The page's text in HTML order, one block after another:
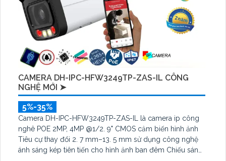
CAMERA DH-IPC-HFW3249TP-ZAS-IL CÔNG
NGHỆ MỚI ➤
5%-35%
Camera DH-IPC-HFW3249TP-ZAS-IL là camera ip công
nghê POE 2MP, 4MP @1/2. 9" CMOS cảm biến hình ảnh
Tiêu cự thay đổi 2. 7 mm–13. 5 mm sử dụng công nghệ
ánh sáng kép tiên tiến cho hình ảnh ban đêm Chiếu sáng